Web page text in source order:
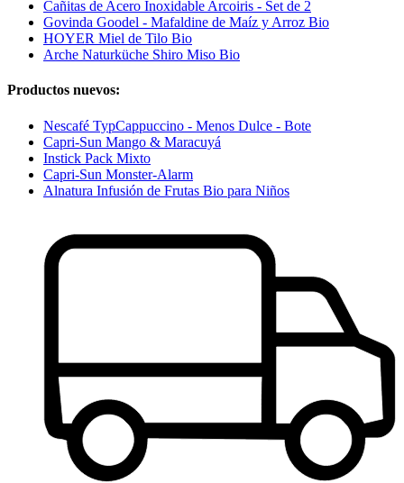
Cañitas de Acero Inoxidable Arcoiris - Set de 2
Govinda Goodel - Mafaldine de Maíz y Arroz Bio
HOYER Miel de Tilo Bio
Arche Naturküche Shiro Miso Bio
Productos nuevos:
Nescafé TypCappuccino - Menos Dulce - Bote
Capri-Sun Mango & Maracuyá
Instick Pack Mixto
Capri-Sun Monster-Alarm
Alnatura Infusión de Frutas Bio para Niños